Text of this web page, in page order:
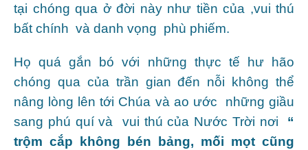
tại chóng qua ở đời này như tiền của ,vui thú
bất chính và danh vọng phù phiếm.
Họ quá gắn bó với những thực tế hư hão
chóng qua của trần gian đến nỗi không thể
nâng lòng lên tới Chúa và ao ước những giầu
sang phú quí và vui thú của Nước Trời nơi “
trộm cắp không bén bảng, mối mọt cũng